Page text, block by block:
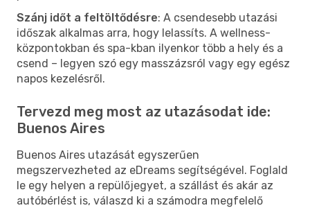
Szánj időt a feltöltődésre: A csendesebb utazási
időszak alkalmas arra, hogy lelassíts. A wellness-
központokban és spa-kban ilyenkor több a hely és a
csend – legyen szó egy masszázsról vagy egy egész
napos kezelésről.
Tervezd meg most az utazásodat ide:
Buenos Aires
Buenos Aires utazását egyszerűen
megszervezheted az eDreams segítségével. Foglald
le egy helyen a repülőjegyet, a szállást és akár az
autóbérlést is, válaszd ki a számodra megfelelő